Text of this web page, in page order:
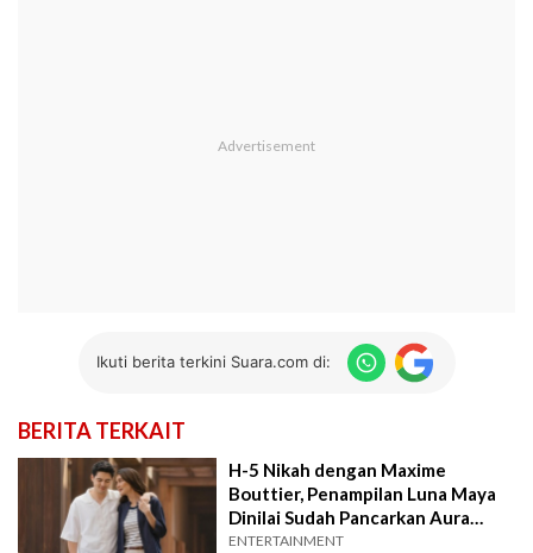
Ikuti berita terkini Suara.com di:
BERITA TERKAIT
H-5 Nikah dengan Maxime
Bouttier, Penampilan Luna Maya
Dinilai Sudah Pancarkan Aura
Calon Pengantin
ENTERTAINMENT